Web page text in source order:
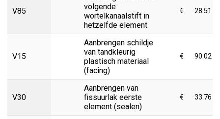
V85
volgende
wortelkanaalstift in
hetzelfde element
€ 28.51
V15
Aanbrengen schildje
van tandkleurig
plastisch materiaal
(facing)
€ 90.02
V30
Aanbrengen van
fissuurlak eerste
element (sealen)
€ 33.76